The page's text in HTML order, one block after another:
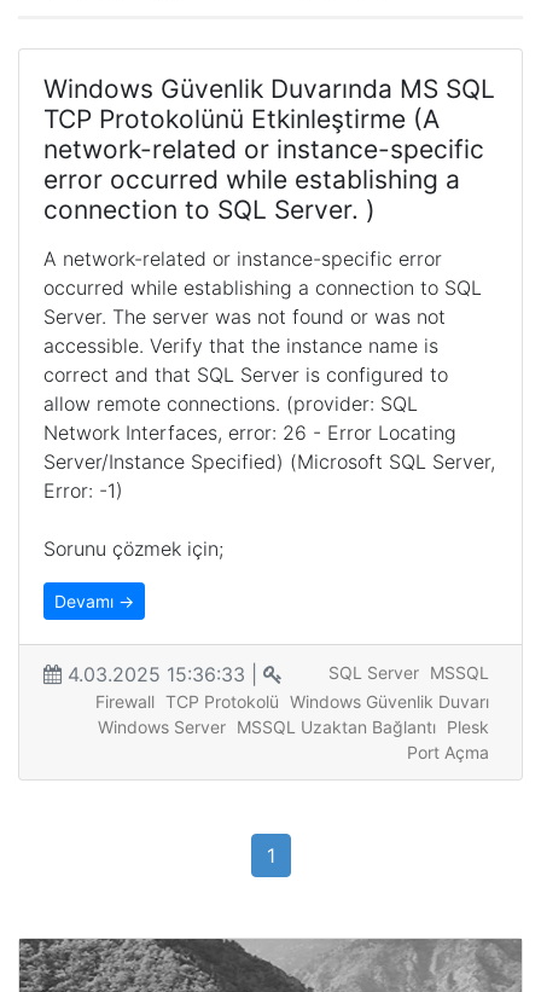
Windows Güvenlik Duvarında MS SQL
TCP Protokolünü Etkinleştirme (A
network-related or instance-specific
error occurred while establishing a
connection to SQL Server. )
A network-related or instance-specific error
occurred while establishing a connection to SQL
Server. The server was not found or was not
accessible. Verify that the instance name is
correct and that SQL Server is configured to
allow remote connections. (provider: SQL
Network Interfaces, error: 26 - Error Locating
Server/Instance Specified) (Microsoft SQL Server,
Error: -1)
Sorunu çözmek için;
Devamı →
4.03.2025 15:36:33 | MSSQL
SQL Server
Windows Güvenlik Duvarı
TCP Protokolü
Firewall
Plesk
MSSQL Uzaktan Bağlantı
Windows Server
Port Açma
1